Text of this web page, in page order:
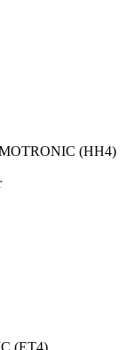
(HH4)